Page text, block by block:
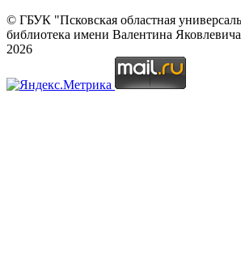
© ГБУК "Псковская областная
библиотека имени Валентина
2026